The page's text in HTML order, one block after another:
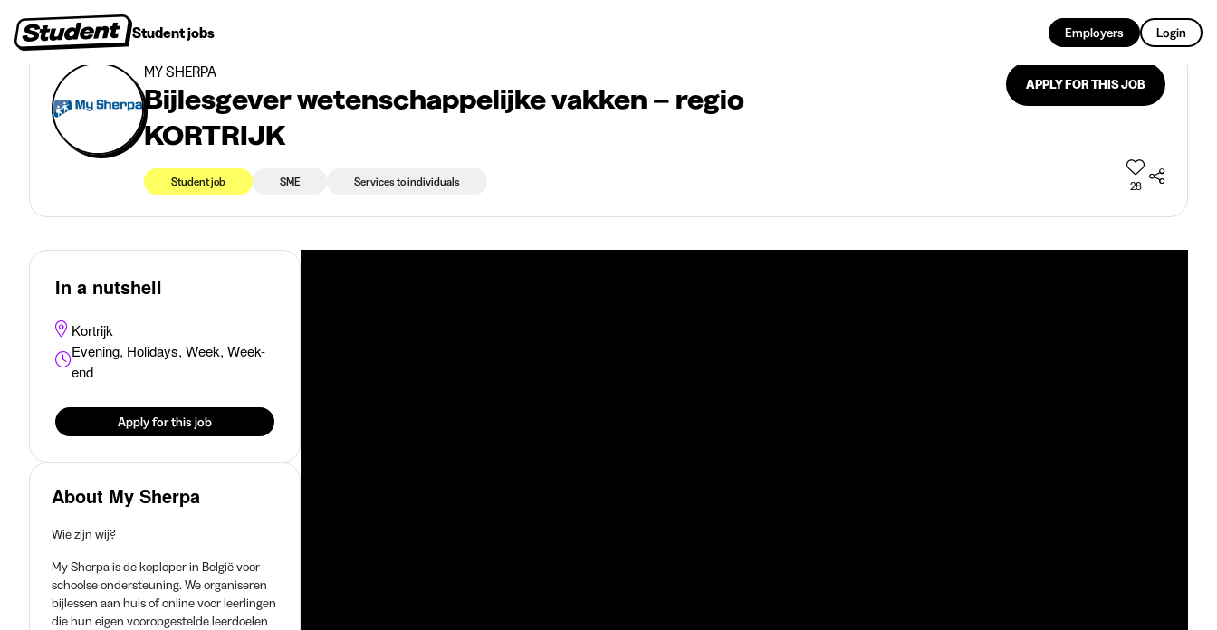
Student jobs Employers Login
Student jobs>Bijlesgever wetenschappelijke vakken – regio KORTRIJK
MY SHERPA
Bijlesgever wetenschappelijke vakken – regio
KORTRIJK
Student job SME Services to individuals
APPLY FOR THIS JOB
28
In a nutshell
Kortrijk
Evening, Holidays, Week, Week-
end
Apply for this job
About My Sherpa
Wie zijn wij?
My Sherpa is de koploper in België voor
schoolse ondersteuning. We organiseren
bijlessen aan huis of online voor leerlingen
die hun eigen vooropgestelde leerdoelen